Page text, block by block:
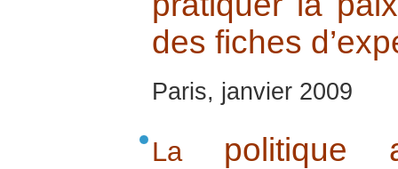
des fiches
Paris, janvier 2009
Lapolitique